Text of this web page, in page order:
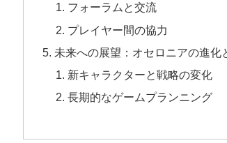
フォーラムと交流
プレイヤー間の協力
未来への展望：オセロニアの進化
新キャラクターと戦略の変化
長期的なゲームプランニング